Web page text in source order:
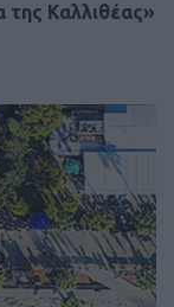
Καλλιθέας»